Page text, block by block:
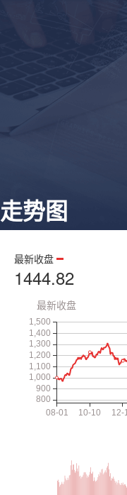
走势图
最新收盘
1444.82